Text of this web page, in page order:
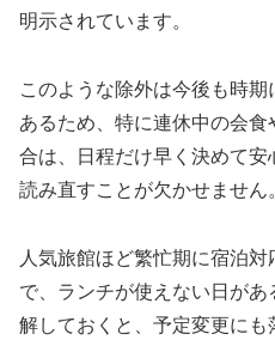
明示されています。
このような除外は今後も時
あるため、特に連休中の会
合は、日程だけ早く決めて
読み直すことが欠かせません
人気旅館ほど繁忙期に宿泊
で、ランチが使えない日が
解しておくと、予定変更にも